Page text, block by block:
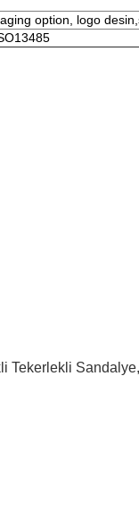
option, logo
Tekerlekli Sandalye,